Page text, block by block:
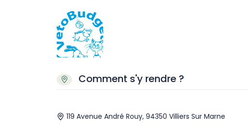
Comment s'y rendre ?
119 Avenue André Rouy, 94350 Villiers Sur Marne